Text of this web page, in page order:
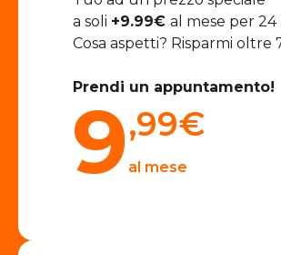
a soli +9.99€ al mese per 24
Cosa aspetti? Risparmi oltre
Prendi un appuntamento!
9,99€
al mese